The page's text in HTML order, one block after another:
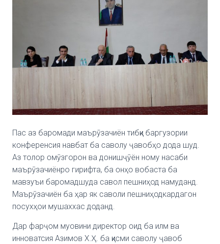
Пас аз баромади маърӯзачиён тибқи баргузории
конференсия навбат ба саволу ҷавобҳо дода шуд.
Аз толор омӯзгорон ва донишҷӯён ному насаби
маърӯзачиёнро гирифта, ба онҳо вобаста ба
мавзуъи баромадшуда савол пешниҳод намуданд.
Маърӯзачиён ба ҳар як саволи пешниҳодкардагон
посухҳои мушаххас доданд.
Дар фарҷом муовини директор оид ба илм ва
инноватсия Азимов Х.Ҳ. ба қисми саволу ҷавоб